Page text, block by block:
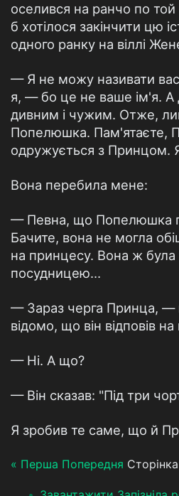
оселився на ранчо по той
б хотілося закінчити цю
одного ранку на віллі
— Я не можу називати
я, — бо це не ваше ім'я. А
дивним і чужим. Отже,
Попелюшка. Пам'ятаєте,
одружується з Принцом.
Вона перебила мене:
— Певна, що Попелюшка
Бачите, вона не могла
на принцесу. Вона ж
посудницею…
— Зараз черга Принца,
відомо, що він відповів
— Ні. А що?
— Він сказав: "Під три
Я зробив те саме, що й
« Перша Попередня